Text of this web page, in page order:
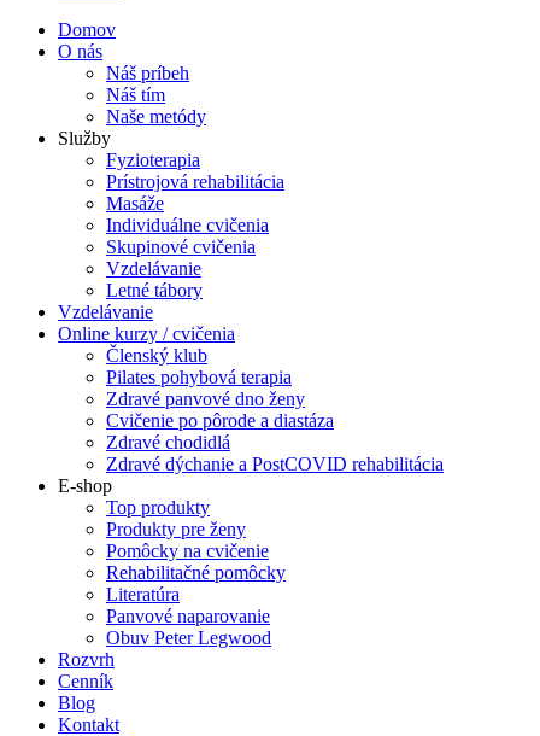
Domov
O nás
Náš príbeh
Náš tím
Naše metódy
Služby
Fyzioterapia
Prístrojová rehabilitácia
Masáže
Individuálne cvičenia
Skupinové cvičenia
Vzdelávanie
Letné tábory
Vzdelávanie
Online kurzy / cvičenia
Členský klub
Pilates pohybová terapia
Zdravé panvové dno ženy
Cvičenie po pôrode a diastáza
Zdravé chodidlá
Zdravé dýchanie a PostCOVID rehabilitácia
E-shop
Top produkty
Produkty pre ženy
Pomôcky na cvičenie
Rehabilitačné pomôcky
Literatúra
Panvové naparovanie
Obuv Peter Legwood
Rozvrh
Cenník
Blog
Kontakt